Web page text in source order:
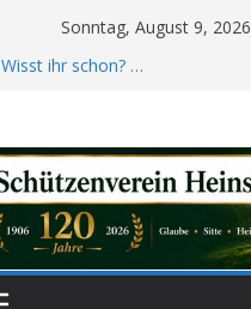
Sonntag, August 9, 2026
Wisst ihr schon? …
Generalversammlung 2026
Majestäten 2025